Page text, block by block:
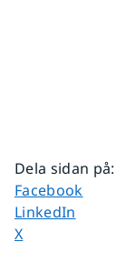
Dela sidan på:
Dela sidan på
Facebook
Dela sidan på
LinkedIn
Dela sidan på
X